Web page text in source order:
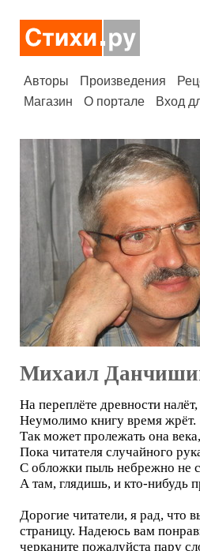
Авторы Произведения
Магазин
О портале Вход
Михаил
На переплёте древности налёт,
Неумолимо книгу время жрёт.
Так может пролежать она века,
Пока читателя случайного
С обложки пыль небрежно не
А там, глядишь, и кто-нибудь
Дорогие читатели, я рад, что
страницу. Надеюсь вам
черканите пожалуйста пару